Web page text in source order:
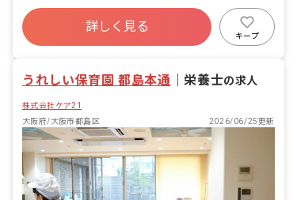
保育を行っています。リーダーはベテラ
ンの先生から順に週ごとに担当するの
で、新人にも担当が順番に回ってくるよ
かをチームの一員として体感していただ
活かせるようになっています。課題にも
チームで取り組み、1人で悩むことなく
余裕をもって保育に向き合える環境を大
切にしています。 ＜特定のチームに属さ
ない「職員室フリー」＞ 「職員室フリ
ー」と呼ばれる先生方の配置も行ってお
り、広い視野でチーム内のサポートに入
ボーナス・賞与あり
寮・住宅・家賃補助あり
社会保険完備
残業少なめ
詳しく見る
キープ
うれしい保育園 都島本通 ｜栄養士の求人
株式会社ケア21
大阪府/大阪市都島区
2026/06/25更新